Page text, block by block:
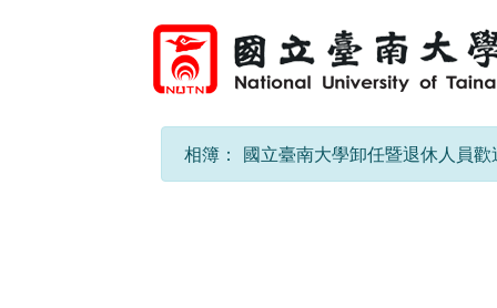
相簿： 國立臺南大學卸任暨退休人員歡